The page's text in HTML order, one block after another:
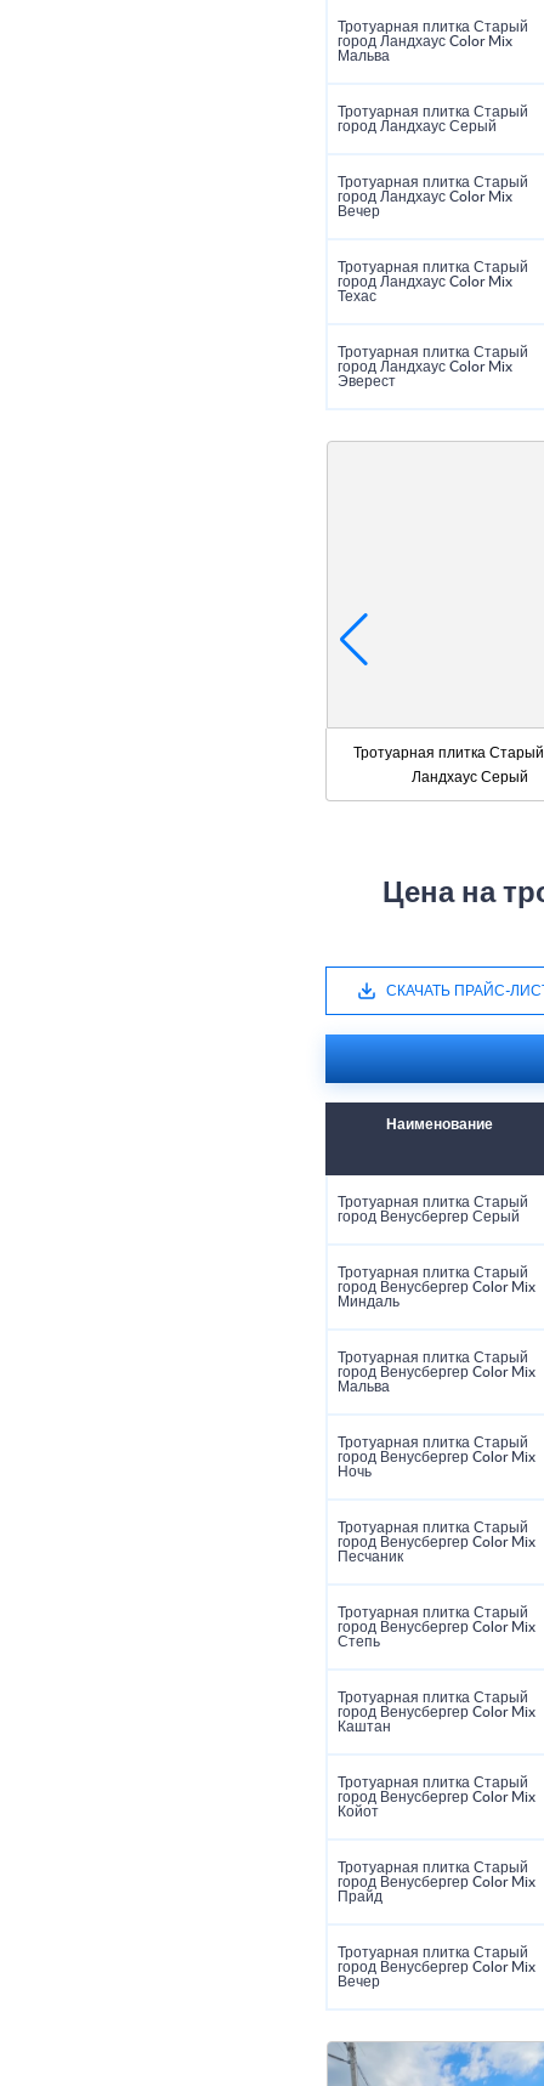
Тротуарная плитка Старый
город Ландхаус Color Mix
Мальва
Тротуарная плитка Старый
город Ландхаус Серый
Тротуарная плитка Старый
город Ландхаус Color Mix
Вечер
Тротуарная плитка Старый
город Ландхаус Color Mix
Техас
Тротуарная плитка Старый
город Ландхаус Color Mix
Эверест
Тротуарная плитка
Ландхаус Серый
Цена на
СКАЧАТЬ ПРАЙС-
Наименование
Тротуарная плитка Старый
город Венусбергер Серый
Тротуарная плитка Старый
город Венусбергер Color Mix
Миндаль
Тротуарная плитка Старый
город Венусбергер Color Mix
Мальва
Тротуарная плитка Старый
город Венусбергер Color Mix
Ночь
Тротуарная плитка Старый
город Венусбергер Color Mix
Песчаник
Тротуарная плитка Старый
город Венусбергер Color Mix
Степь
Тротуарная плитка Старый
город Венусбергер Color Mix
Каштан
Тротуарная плитка Старый
город Венусбергер Color Mix
Койот
Тротуарная плитка Старый
город Венусбергер Color Mix
Прайд
Тротуарная плитка Старый
город Венусбергер Color Mix
Вечер